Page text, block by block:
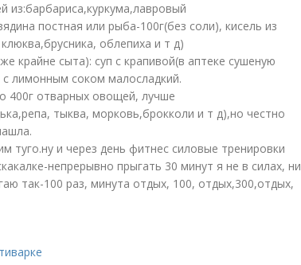
из:барбариса,куркума,лавровый
постная или рыба-100г(без соли), кисель из
облепиха и т д)
крайне сыта): суп с крапивой(в аптеке сушеную
лимонным соком малосладкий.
400г отварных овощей, лучше
тыква, морковь,брокколи и т д),но честно
туго.ну и через день фитнес силовые тренировки
непрерывно прыгать 30 минут я не в силах, ни
так-100 раз, минута отдых, 100, отдых,300,отдых,